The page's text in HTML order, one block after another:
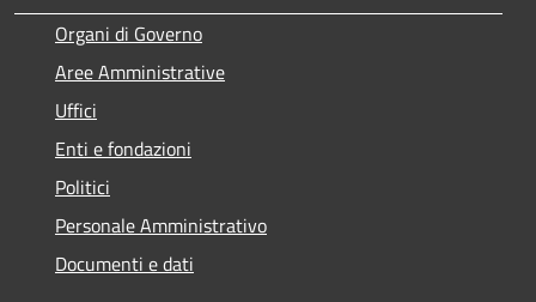
Organi di Governo
Aree Amministrative
Uffici
Enti e fondazioni
Politici
Personale Amministrativo
Documenti e dati